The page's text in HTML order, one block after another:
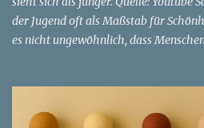
der Jugend oft als Maßstab für
es nicht ungewöhnlich, dass
faszinierendes Beispiel für diese